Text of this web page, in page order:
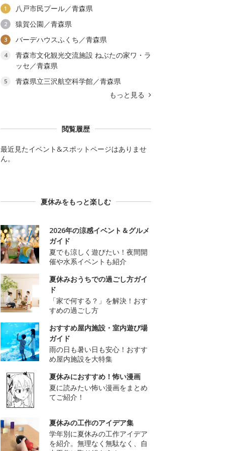
1 八戸市民プール／青森県
2 猿賀公園／青森県
3 バーデハウスふくち／青森県
4
青森市文化観光交流施設 ねぶたの家ワ・ラ
ッセ／青森県
5
青森県立三沢航空科学館／青森県
もっと見る
閲覧履歴
最近見たイベント&スポットページはありませ
ん。
夏休みをもっと楽しむ
2026年の涼感イベント＆グルメ
ガイド
夏でも涼しく遊びたい！夜間開
催や水系イベントも紹介
夏休みおうちでの過ごし方ガイ
ド
「家で何する？」を解決！おす
すめの過ごし方
おすすめ屋内施設・室内遊び場
ガイド
雨の日も暑い日も安心！おすす
め屋内施設を大特集
夏休みにおすすめ！怖い漫画
夏に読みたい怖い漫画をまとめ
てご紹介！
夏休みの工作のアイデア集
学年別に夏休みの工作アイデア
を紹介。無理なく無駄なく、自